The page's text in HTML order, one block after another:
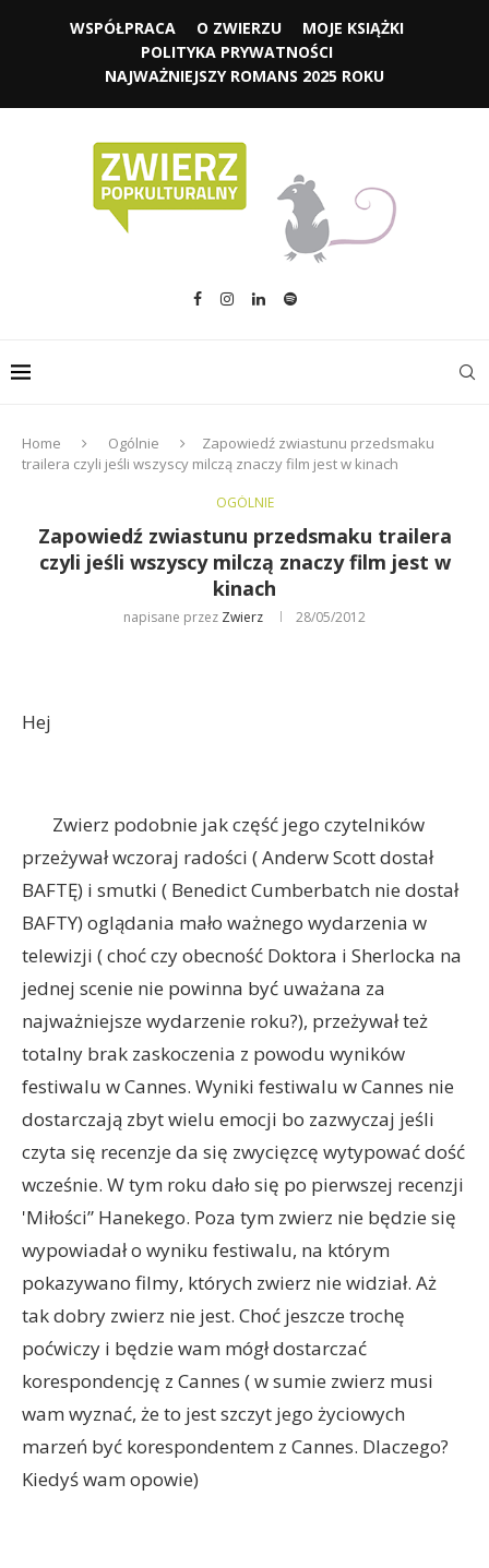
WSPÓŁPRACA O ZWIERZU
MOJE KSIĄŻKI
POLITYKA PRYWATNOŚCI
NAJWAŻNIEJSZY ROMANS 2025 ROKU
Home Ogólnie
Zapowiedź zwiastunu przedsmaku
trailera czyli jeśli wszyscy milczą znaczy film jest w kinach
OGÓLNIE
Zapowiedź zwiastunu przedsmaku trailera
czyli jeśli wszyscy milczą znaczy film jest w
kinach
napisane przez Zwierz 28/05/2012
Hej
Zwierz podobnie jak część jego czytelników
przeżywał wczoraj radości ( Anderw Scott dostał
BAFTĘ) i smutki ( Benedict Cumberbatch nie dostał
BAFTY) oglądania mało ważnego wydarzenia w
telewizji ( choć czy obecność Doktora i Sherlocka na
jednej scenie nie powinna być uważana za
najważniejsze wydarzenie roku?), przeżywał też
totalny brak zaskoczenia z powodu wyników
festiwalu w Cannes. Wyniki festiwalu w Cannes nie
dostarczają zbyt wielu emocji bo zazwyczaj jeśli
czyta się recenzje da się zwycięzcę wytypować dość
wcześnie. W tym roku dało się po pierwszej recenzji
'Miłości” Hanekego. Poza tym zwierz nie będzie się
wypowiadał o wyniku festiwalu, na którym
pokazywano filmy, których zwierz nie widział. Aż
tak dobry zwierz nie jest. Choć jeszcze trochę
poćwiczy i będzie wam mógł dostarczać
korespondencję z Cannes ( w sumie zwierz musi
wam wyznać, że to jest szczyt jego życiowych
marzeń być korespondentem z Cannes. Dlaczego?
Kiedyś wam opowie)